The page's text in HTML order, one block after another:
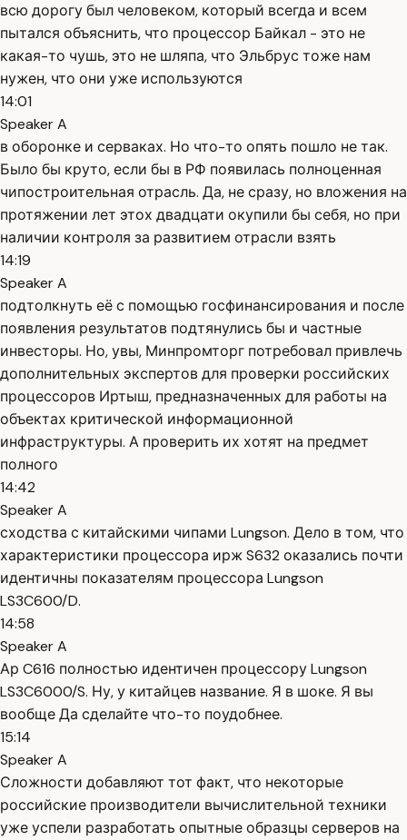
всю дорогу был человеком, который всегда и всем
пытался объяснить, что процессор Байкал - это не
какая-то чушь, это не шляпа, что Эльбрус тоже нам
нужен, что они уже используются
14:01
Speaker A
в оборонке и серваках. Но что-то опять пошло не так.
Было бы круто, если бы в РФ появилась полноценная
чипостроительная отрасль. Да, не сразу, но вложения на
протяжении лет этох двадцати окупили бы себя, но при
наличии контроля за развитием отрасли взять
14:19
Speaker A
подтолкнуть её с помощью госфинансирования и после
появления результатов подтянулись бы и частные
инвесторы. Но, увы, Минпромторг потребовал привлечь
дополнительных экспертов для проверки российских
процессоров Иртыш, предназначенных для работы на
объектах критической информационной
инфраструктуры. А проверить их хотят на предмет
полного
14:42
Speaker A
сходства с китайскими чипами Lungson. Дело в том, что
характеристики процессора ирж S632 оказались почти
идентичны показателям процессора Lungson
LS3C600/D.
14:58
Speaker A
Ар C616 полностью идентичен процессору Lungson
LS3C6000/S. Ну, у китайцев название. Я в шоке. Я вы
вообще Да сделайте что-то поудобнее.
15:14
Speaker A
Сложности добавляют тот факт, что некоторые
российские производители вычислительной техники
уже успели разработать опытные образцы серверов на